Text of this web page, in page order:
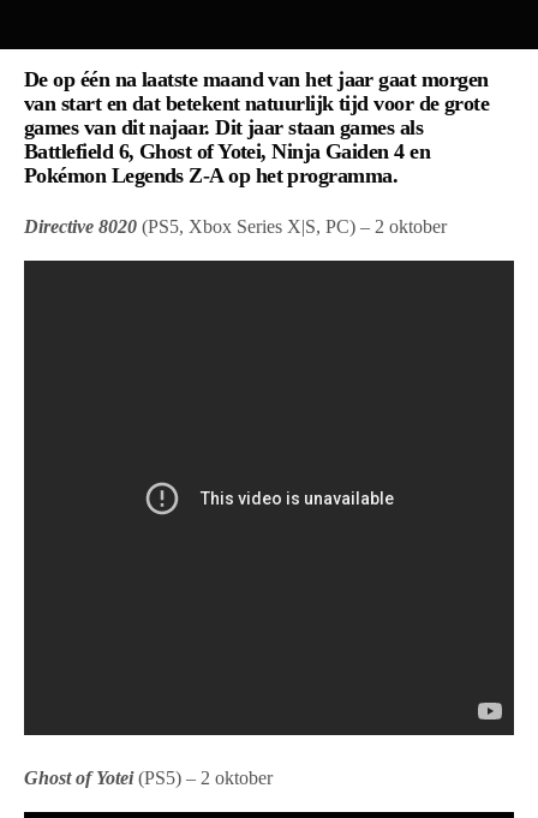
De op één na laatste maand van het jaar gaat morgen
van start en dat betekent natuurlijk tijd voor de grote
games van dit najaar. Dit jaar staan games als
Battlefield 6, Ghost of Yotei, Ninja Gaiden 4 en
Pokémon Legends Z-A op het programma.
Directive 8020 (PS5, Xbox Series X|S, PC) – 2 oktober
Ghost of Yotei(PS5) – 2 oktober